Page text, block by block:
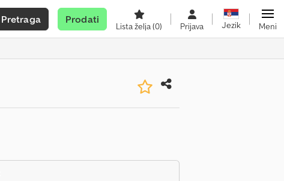
Pretraga Prodati
Lista želja(0) Prijava Jezik Meni